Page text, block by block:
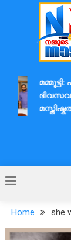
മമ്മൂട്ടി:
Home she